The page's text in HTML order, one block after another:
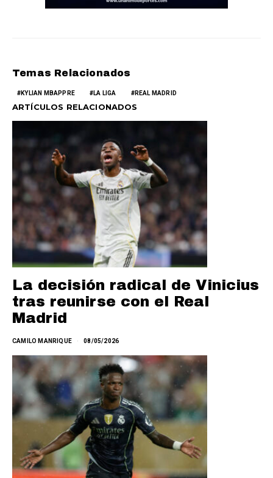
Temas Relacionados
KYLIAN MBAPPRE LA LIGA REAL MADRID
ARTÍCULOS RELACIONADOS
La decisión radical de Vinicius
tras reunirse con el Real
Madrid
CAMILO MANRIQUE 08/05/2026